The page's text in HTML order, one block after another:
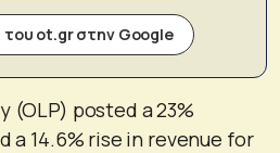
ot.gr στην Google
(OLP) posted a 23%
a 14.6% rise in revenue for